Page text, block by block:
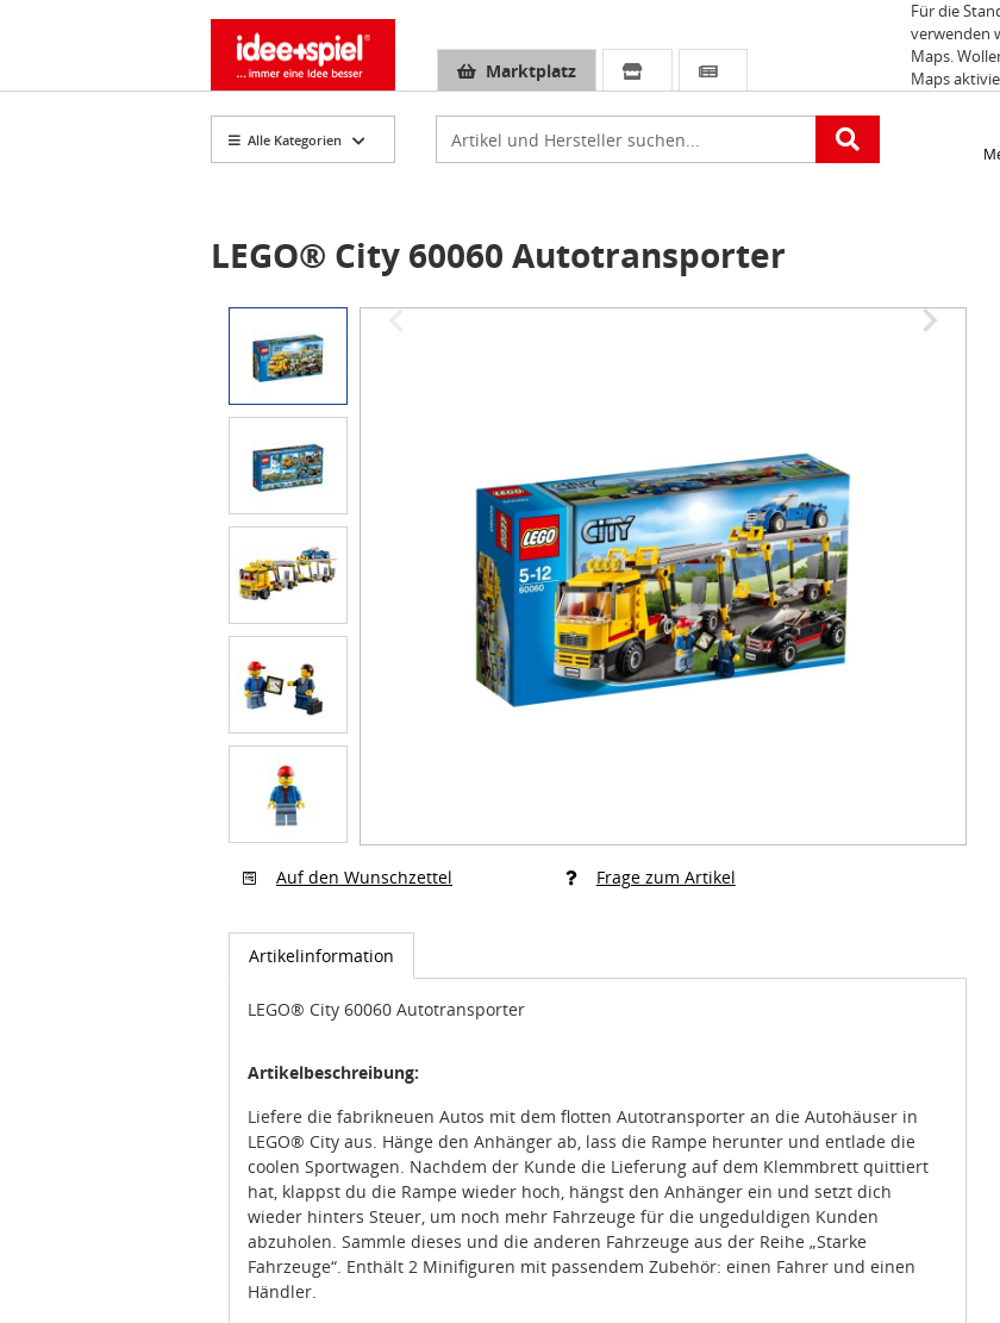
Marktplatz
Für die
verwenden
Maps.
Maps
Alle Kategorien
LEGO® City 60060 Autotransporter
Auf den Wunschzettel Frage zum Artikel
Artikelinformation
LEGO® City 60060 Autotransporter
Artikelbeschreibung:
Liefere die fabrikneuen Autos mit dem flotten Autotransporter an die Autohäuser in
LEGO® City aus. Hänge den Anhänger ab, lass die Rampe herunter und entlade die
coolen Sportwagen. Nachdem der Kunde die Lieferung auf dem Klemmbrett quittiert
hat, klappst du die Rampe wieder hoch, hängst den Anhänger ein und setzt dich
wieder hinters Steuer, um noch mehr Fahrzeuge für die ungeduldigen Kunden
abzuholen. Sammle dieses und die anderen Fahrzeuge aus der Reihe „Starke
Fahrzeuge“. Enthält 2 Minifiguren mit passendem Zubehör: einen Fahrer und einen
Händler.